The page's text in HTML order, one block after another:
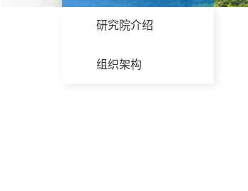
研究院介绍
组织架构